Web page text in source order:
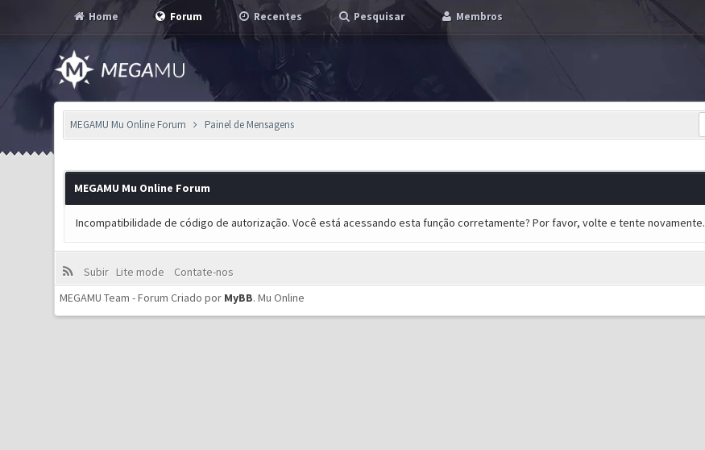
Home Forum Recentes Pesquisar Membros
MEGAMU Mu Online Forum Painel de Mensagens
MEGAMU Mu Online Forum
Incompatibilidade de código de autorização. Você está acessando esta função corretamente? Por favor, volte e tente novamente.
Subir Lite mode
Contate-nos
MEGAMU Team - Forum Criado por MyBB.Mu Online